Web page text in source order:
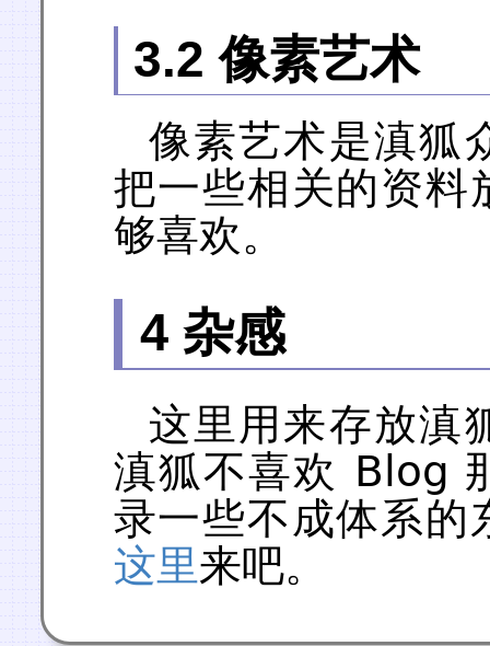
3.2 像素艺术
像素艺术是滇狐
把一些相关的资料
够喜欢。
4 杂感
这里用来存放滇
滇狐不喜欢 Blog
录一些不成体系的
这里来吧。